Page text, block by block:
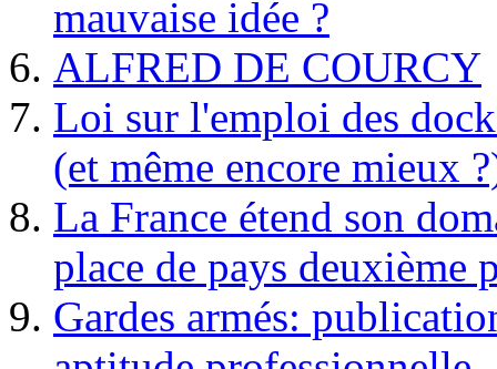
mauvaise idée ?
ALFRED DE COURCY
Loi sur l'emploi des
(et même encore mieux
La France étend son
place de pays deuxième
Gardes armés: